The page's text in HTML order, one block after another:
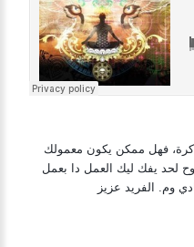
فهل ممكن يكون معمولك
يفك ليك العمل دا بعمل
وم. الفريد عزيز